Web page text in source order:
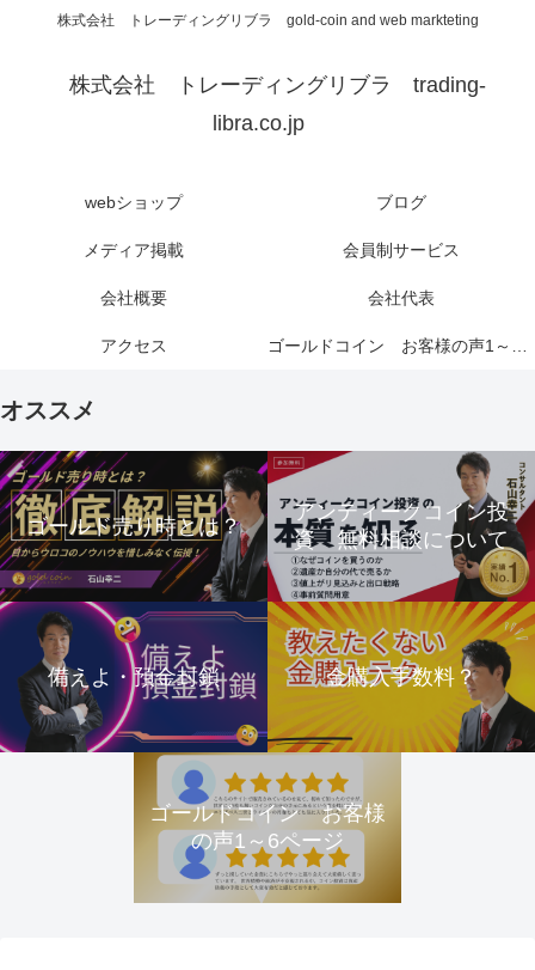
株式会社 トレーディングリブラ gold-coin and web markteting
株式会社 トレーディングリブラ trading-
libra.co.jp
webショップ ブログ
メディア掲載 会員制サービス
会社概要 会社代表
アクセス ゴールドコイン お客様の声1～6ページ
オススメ
ゴールド売り時とは？
アンティークコイン投
資 無料相談について
備えよ・預金封鎖 金購入手数料？
ゴールドコイン お客様
の声1～6ページ